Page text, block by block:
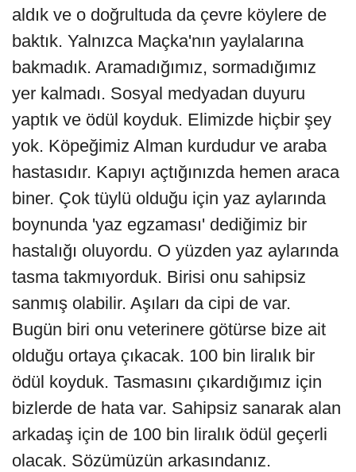
aldık ve o doğrultuda da çevre köylere de
baktık. Yalnızca Maçka'nın yaylalarına
bakmadık. Aramadığımız, sormadığımız
yer kalmadı. Sosyal medyadan duyuru
yaptık ve ödül koyduk. Elimizde hiçbir şey
yok. Köpeğimiz Alman kurdudur ve araba
hastasıdır. Kapıyı açtığınızda hemen araca
biner. Çok tüylü olduğu için yaz aylarında
boynunda 'yaz egzaması' dediğimiz bir
hastalığı oluyordu. O yüzden yaz aylarında
tasma takmıyorduk. Birisi onu sahipsiz
sanmış olabilir. Aşıları da cipi de var.
Bugün biri onu veterinere götürse bize ait
olduğu ortaya çıkacak. 100 bin liralık bir
ödül koyduk. Tasmasını çıkardığımız için
bizlerde de hata var. Sahipsiz sanarak alan
arkadaş için de 100 bin liralık ödül geçerli
olacak. Sözümüzün arkasındanız.